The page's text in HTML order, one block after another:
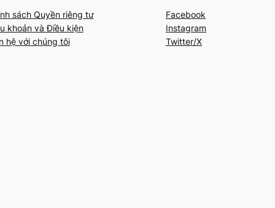
sách Quyền riêng tư
khoản và Điều kiện
hệ với chúng tôi
Facebook
Instagram
Twitter/X